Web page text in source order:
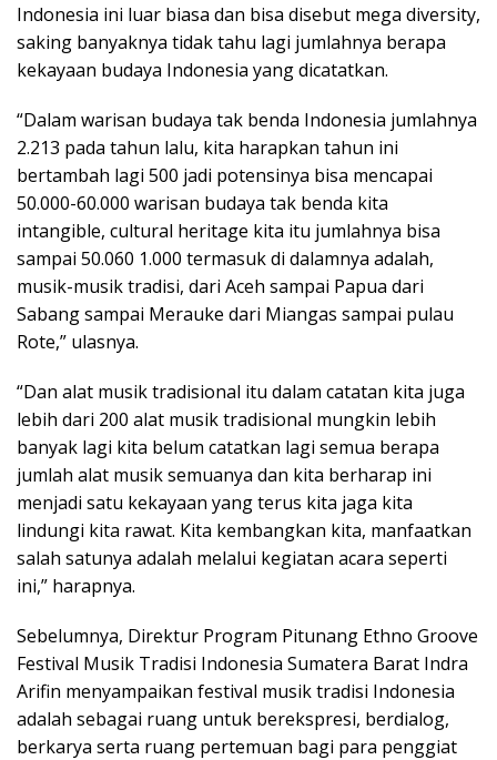
Indonesia ini luar biasa dan bisa disebut mega diversity,
saking banyaknya tidak tahu lagi jumlahnya berapa
kekayaan budaya Indonesia yang dicatatkan.
“Dalam warisan budaya tak benda Indonesia jumlahnya
2.213 pada tahun lalu, kita harapkan tahun ini
bertambah lagi 500 jadi potensinya bisa mencapai
50.000-60.000 warisan budaya tak benda kita
intangible, cultural heritage kita itu jumlahnya bisa
sampai 50.060 1.000 termasuk di dalamnya adalah,
musik-musik tradisi, dari Aceh sampai Papua dari
Sabang sampai Merauke dari Miangas sampai pulau
Rote,” ulasnya.
“Dan alat musik tradisional itu dalam catatan kita juga
lebih dari 200 alat musik tradisional mungkin lebih
banyak lagi kita belum catatkan lagi semua berapa
jumlah alat musik semuanya dan kita berharap ini
menjadi satu kekayaan yang terus kita jaga kita
lindungi kita rawat. Kita kembangkan kita, manfaatkan
salah satunya adalah melalui kegiatan acara seperti
ini,” harapnya.
Sebelumnya, Direktur Program Pitunang Ethno Groove
Festival Musik Tradisi Indonesia Sumatera Barat Indra
Arifin menyampaikan festival musik tradisi Indonesia
adalah sebagai ruang untuk berekspresi, berdialog,
berkarya serta ruang pertemuan bagi para penggiat